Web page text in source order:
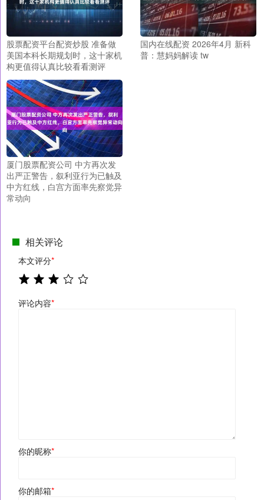
股票配资平台配资炒股 准备做
美国本科长期规划时，这十家机
构更值得认真比较看看测评
国内在线配资 2026年4月 新科
普：慧妈妈解读 tw
厦门股票配资公司 中方再次发
出严正警告，叙利亚行为已触及
中方红线，白宫方面率先察觉异
常动向
相关评论
本文评分*
评论内容*
你的昵称*
你的邮箱*